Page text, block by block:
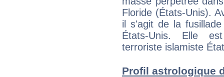
Floride (États-Unis).
il s'agit de la
États-Unis. Elle
terroriste islamiste
Profil astrologique